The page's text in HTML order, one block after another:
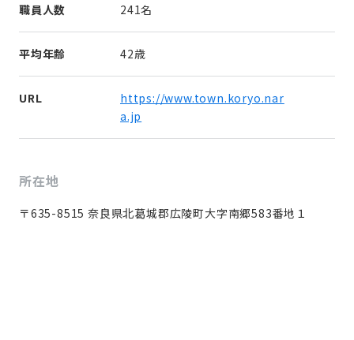
職員人数 241名
平均年齢 42歳
URL
https://www.town.koryo.nar
a.jp
所在地
〒635-8515 奈良県北葛城郡広陵町大字南郷583番地１